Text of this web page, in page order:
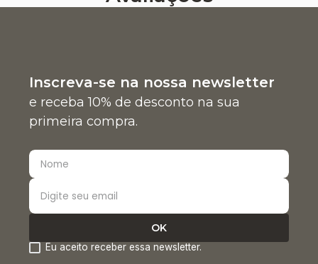
Inscreva-se na nossa newsletter
e receba 10% de desconto na sua
primeira compra.
Eu aceito receber essa newsletter.